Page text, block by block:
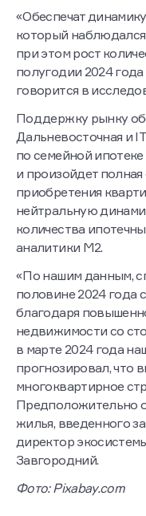
«Обеспечат
который
при этом рост
полугодии 2024
говорится в
Поддержку рынку
Дальневосточная и
по семейной
и произойдет
приобретения
нейтральную
количества
аналитики М2.
«По нашим данным,
половине 2024 года
благодаря
недвижимости со
в марте 2024 года
прогнозировал, что
многоквартирное
Предположительно
жилья, введенного
директор
Завгородний.
Фото: Рixabay.com